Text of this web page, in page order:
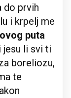
do prvih
i krpelj me
ovog puta
jesu li svi ti
boreliozu,
te